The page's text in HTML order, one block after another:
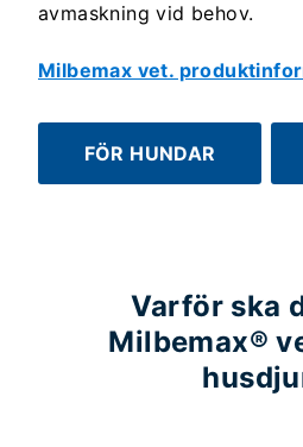
avmaskning vid behov.
Milbemax vet.
FÖR HUNDAR
Varför ska
Milbemax®